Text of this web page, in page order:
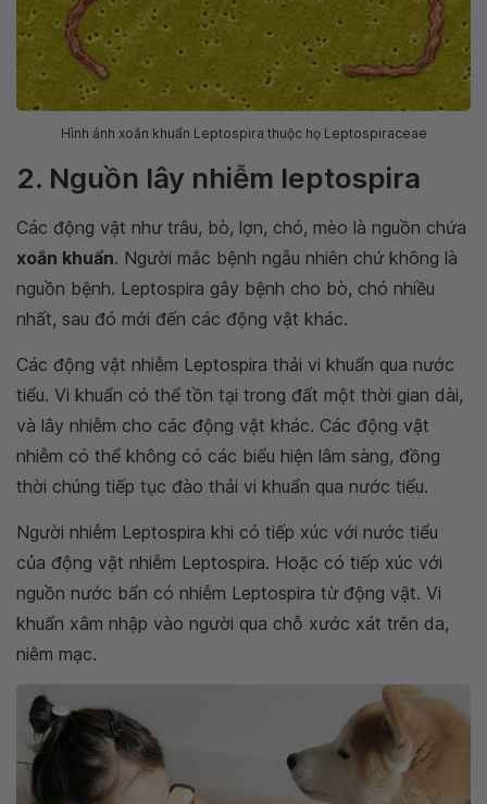
Hình ảnh xoắn khuẩn Leptospira thuộc họ Leptospiraceae
2. Nguồn lây nhiễm leptospira
Các động vật như trâu, bò, lợn, chó, mèo là nguồn chứa
xoắn khuẩn. Người mắc bệnh ngẫu nhiên chứ không là
nguồn bệnh. Leptospira gây bệnh cho bò, chó nhiều
nhất, sau đó mới đến các động vật khác.
Các động vật nhiễm Leptospira thải vi khuẩn qua nước
tiểu. Vi khuẩn có thể tồn tại trong đất một thời gian dài,
và lây nhiễm cho các động vật khác. Các động vật
nhiễm có thể không có các biểu hiện lâm sàng, đồng
thời chúng tiếp tục đào thải vi khuẩn qua nước tiểu.
Người nhiễm Leptospira khi có tiếp xúc với nước tiểu
của động vật nhiễm Leptospira. Hoặc có tiếp xúc với
nguồn nước bẩn có nhiễm Leptospira từ động vật. Vi
khuẩn xâm nhập vào người qua chỗ xước xát trên da,
niêm mạc.